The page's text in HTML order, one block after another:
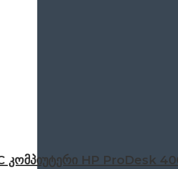
კომპიუტერი HP ProDesk